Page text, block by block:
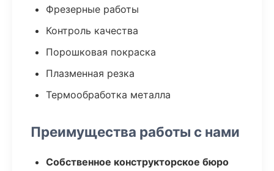
Фрезерные работы
Контроль качества
Порошковая покраска
Плазменная резка
Термообработка металла
Преимущества работы с нами
Собственное конструкторское бюро